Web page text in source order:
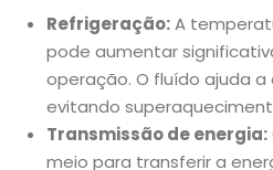
Refrigeração:A
pode aumentar
operação. O fluído ajuda a
evitando
Transmissão de energia:
meio para transferir a